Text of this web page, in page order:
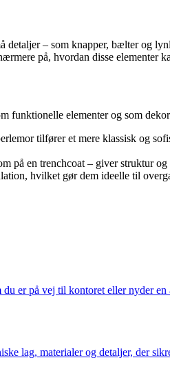
– som knapper, bælter og
på, hvordan disse elementer
elementer og som
tilfører et mere klassisk og
på en trenchcoat – giver struktur
hvilket gør dem ideelle til
er på vej til kontoret eller nyder
lag, materialer og detaljer, der